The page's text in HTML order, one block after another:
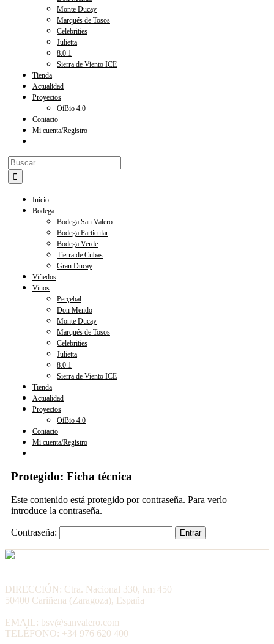
Monte Ducay
Marqués de Tosos
Celebrities
Julietta
8.0.1
Sierra de Viento ICE
Tienda
Actualidad
Proyectos
OíBio 4.0
Contacto
Mi cuenta/Registro
Buscar:
Inicio
Bodega
Bodega San Valero
Bodega Particular
Bodega Verde
Tierra de Cubas
Gran Ducay
Viñedos
Vinos
Perçebal
Don Mendo
Monte Ducay
Marqués de Tosos
Celebrities
Julietta
8.0.1
Sierra de Viento ICE
Tienda
Actualidad
Proyectos
OíBio 4.0
Contacto
Mi cuenta/Registro
Protegido: Ficha técnica
Este contenido está protegido por contraseña. Para verlo
introduce la contraseña.
Contraseña:
DIRECCIÓN: Ctra. Nacional 330, km 450
50400 Cariñena (Zaragoza), España
EMAIL: bsv@sanvalero.com
TELÉFONO: +34 976 620 400